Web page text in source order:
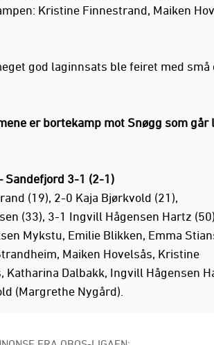
Kristine Finnestrand, Maiken
god laginnsats ble feiret med små
er bortekamp mot Snøgg som går
Sandefjord 3-1 (2-1)
(19), 2-0 Kaja Bjørkvold (21),
(33), 3-1 Ingvill Hågensen Hartz (50)
Mykstu, Emilie Blikken, Emma
Maiken Hovelsås, Kristine
Katharina Dalbakk, Ingvill Hågensen
(Margrethe Nygård).